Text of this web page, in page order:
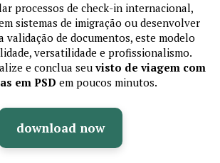
processos de check-in internacional,
sistemas de imigração ou desenvolver
de documentos, este modelo
versatilidade e profissionalismo.
e conclua seuvisto de viagem com
em PSD em poucos minutos.
download now